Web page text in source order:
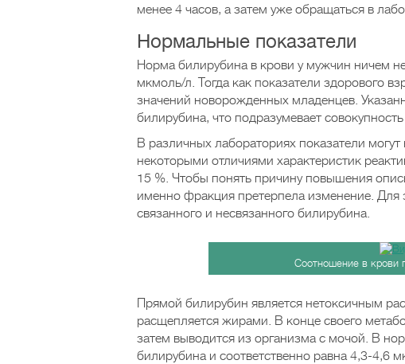
менее 4 часов, а затем уже обращаться в
Нормальные показатели
Норма билирубина в крови у мужчин ничем
мкмоль/л. Тогда как показатели здорового
значений новорожденных младенцев.
билирубина, что подразумевает
В различных лабораториях показатели
некоторыми отличиями характеристик
15 %. Чтобы понять причину повышения
именно фракция претерпела изменение. Для
связанного и несвязанного билирубина.
Соотношение в крови
Прямой билирубин является нетоксичным
расщепляется жирами. В конце своего
затем выводится из организма с мочой. В
билирубина и соответственно равна 4,3-4,6